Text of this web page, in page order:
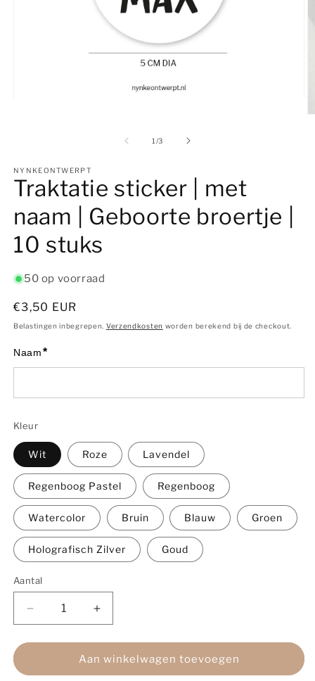
1 /van
3
NYNKEONTWERPT
Traktatie sticker | met
naam | Geboorte broertje |
10 stuks
50 op voorraad
Normale
prijs
€3,50 EUR
Belastingen inbegrepen. Verzendkosten worden berekend bij de checkout.
Naam *
Kleur
Wit Roze Lavendel
Regenboog Pastel Regenboog
Watercolor Bruin Blauw Groen
Holografisch Zilver Goud
Aantal
Aantal
Aantal
verlagen
voor
sticker
Aantal
verhogen
voor
Traktatie
sticker
Aan winkelwagen toevoegen